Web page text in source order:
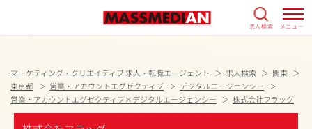
求人検索 メニュー
マーケティング・クリエイティブ 求人・転職エージェント 求人検索
関東
東京都
営業・アカウントエグゼクティブ
デジタルエージェンシー
営業・アカウントエグゼクティブ×デジタルエージェンシー
株式会社フラッグ